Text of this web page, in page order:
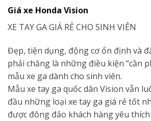
Giá xe Honda Vision
XE TAY GA GIÁ RẺ CHO SINH VIÊN
Đẹp, tiện dụng, động cơ ổn định và
phải chăng là những điều kiện “cần
mẫu xe ga dành cho sinh viên.
Mẫu xe tay ga quốc dân Vision vẫn
đầu những loại xe tay ga giá rẻ tốt
được đông đảo khách hàng yêu